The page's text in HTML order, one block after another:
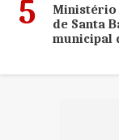
5
Ministério
de Santa
municipal